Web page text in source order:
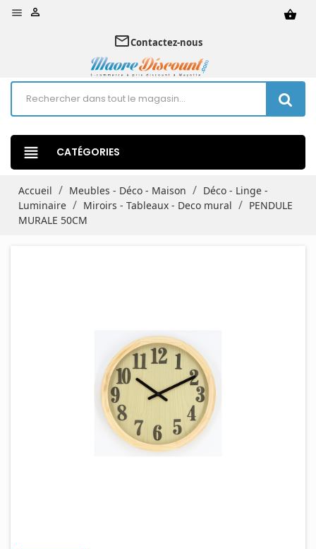
 shopping_basket

mail_outlineContactez-nous
view_headline CATÉGORIES
Accueil Meubles - Déco - Maison
Déco - Linge -
Luminaire
Miroirs - Tableaux - Deco mural
PENDULE
MURALE 50CM